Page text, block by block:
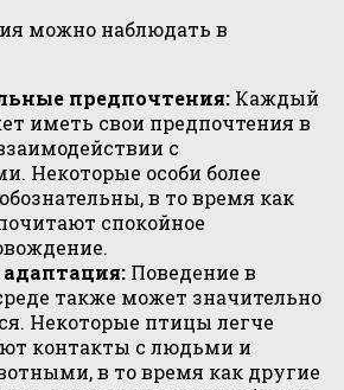
можно наблюдать в
предпочтения: Каждый
иметь свои предпочтения в
с
Некоторые особи более
в то время как
спокойное
Поведение в
также может значительно
Некоторые птицы легче
контакты с людьми и
в то время как другие